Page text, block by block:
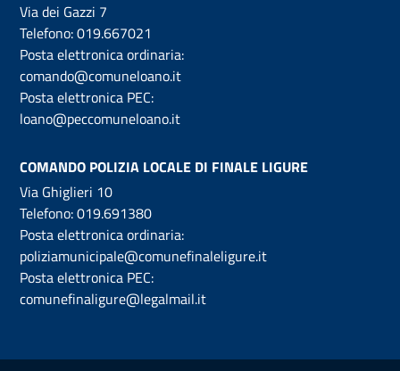
Via dei Gazzi 7
Telefono:019.667021
Posta elettronica ordinaria:
comando@comuneloano.it
Posta elettronica PEC:
loano@peccomuneloano.it
COMANDO POLIZIA LOCALE DI FINALE LIGURE
Via Ghiglieri 10
Telefono:019.691380
Posta elettronica ordinaria:
poliziamunicipale@comunefinaleligure.it
Posta elettronica PEC:
comunefinaligure@legalmail.it